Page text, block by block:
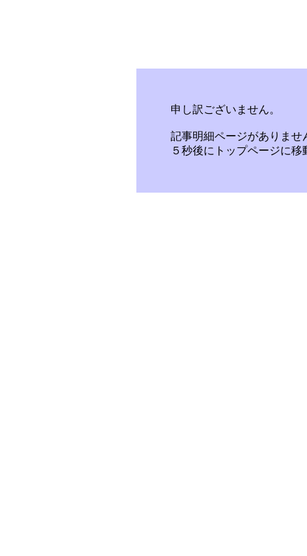
申し訳ございません。
記事明細ページがありませ
５秒後にトップページに移